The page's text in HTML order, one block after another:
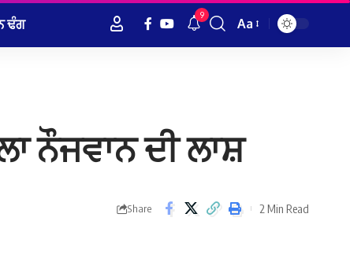
ਢੰਗ 9
Font
Aa
ਨੌਜਵਾਨ ਦੀ ਲਾਸ਼
Share 2 Min Read